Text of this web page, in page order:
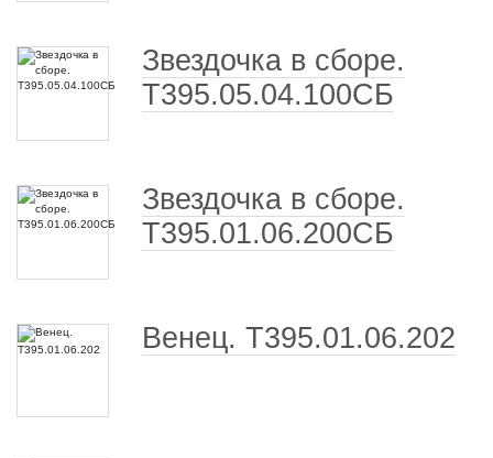
Звездочка в сборе.
Т395.05.04.100СБ
Звездочка в сборе.
Т395.01.06.200СБ
Венец. Т395.01.06.202